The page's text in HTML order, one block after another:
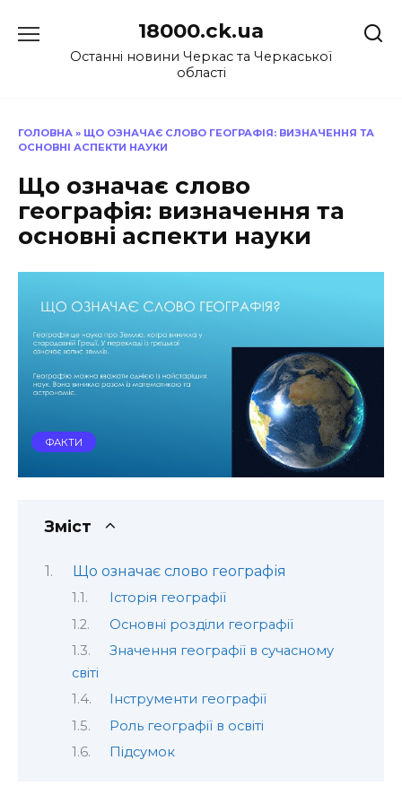
до
18000.ck.ua
Останні новини Черкас та Черкаської
області
ГОЛОВНА » ЩО ОЗНАЧАЄ СЛОВО ГЕОГРАФІЯ: ВИЗНАЧЕННЯ ТА
ОСНОВНІ АСПЕКТИ НАУКИ
Що означає слово
географія: визначення та
основні аспекти науки
ФАКТИ
Зміст
Що означає слово географія
Історія географії
Основні розділи географії
Значення географії в сучасному
світі
Інструменти географії
Роль географії в освіті
Підсумок